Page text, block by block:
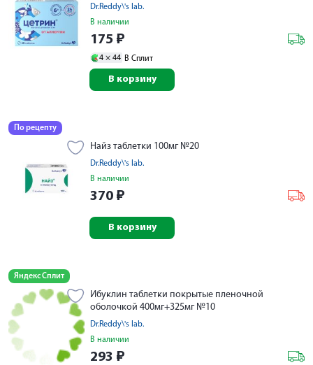
Dr.Reddy\'s lab.
В наличии
175 ₽
4 × 44 В Сплит
В корзину
По рецепту
Найз таблетки 100мг №20
Dr.Reddy\'s lab.
В наличии
370 ₽
В корзину
Яндекс Сплит
Ибуклин таблетки покрытые пленочной
оболочкой 400мг+325мг №10
Dr.Reddy\'s lab.
В наличии
293 ₽